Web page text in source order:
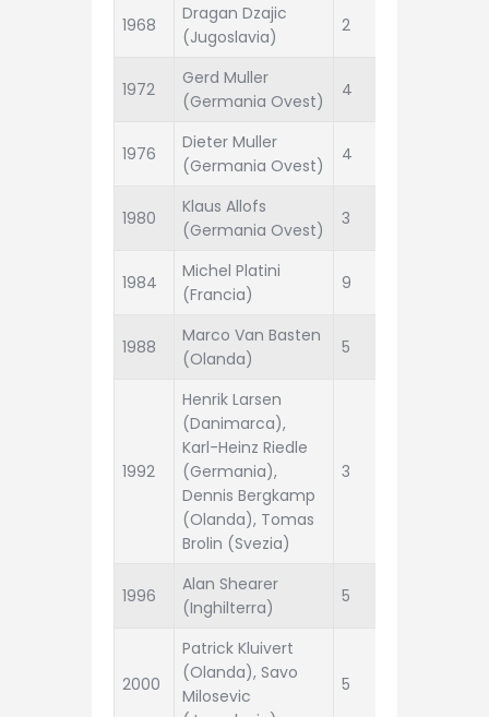
1968
Dragan Dzajic
(Jugoslavia)
2
1972
Gerd Muller
(Germania Ovest)
4
1976
Dieter Muller
(Germania Ovest)
4
1980
Klaus Allofs
(Germania Ovest)
3
1984
Michel Platini
(Francia)
9
1988
Marco Van Basten
(Olanda)
5
1992
Henrik Larsen
(Danimarca),
Karl-Heinz Riedle
(Germania),
Dennis Bergkamp
(Olanda), Tomas
Brolin (Svezia)
3
1996
Alan Shearer
(Inghilterra)
5
2000
Patrick Kluivert
(Olanda), Savo
Milosevic
5